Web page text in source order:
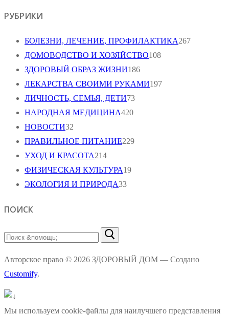
РУБРИКИ
БОЛЕЗНИ, ЛЕЧЕНИЕ, ПРОФИЛАКТИКА267
ДОМОВОДСТВО И ХОЗЯЙСТВО108
ЗДОРОВЫЙ ОБРАЗ ЖИЗНИ186
ЛЕКАРСТВА СВОИМИ РУКАМИ197
ЛИЧНОСТЬ, СЕМЬЯ, ДЕТИ73
НАРОДНАЯ МЕДИЦИНА420
НОВОСТИ32
ПРАВИЛЬНОЕ ПИТАНИЕ229
УХОД И КРАСОТА214
ФИЗИЧЕСКАЯ КУЛЬТУРА19
ЭКОЛОГИЯ И ПРИРОДА33
ПОИСК
Найти:
Авторское право © 2026 ЗДОРОВЫЙ ДОМ — Создано
Customify.
Мы используем cookie-файлы для наилучшего представления